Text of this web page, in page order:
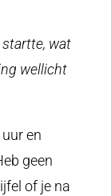
startte, wat
wellicht
en
geen
of je na